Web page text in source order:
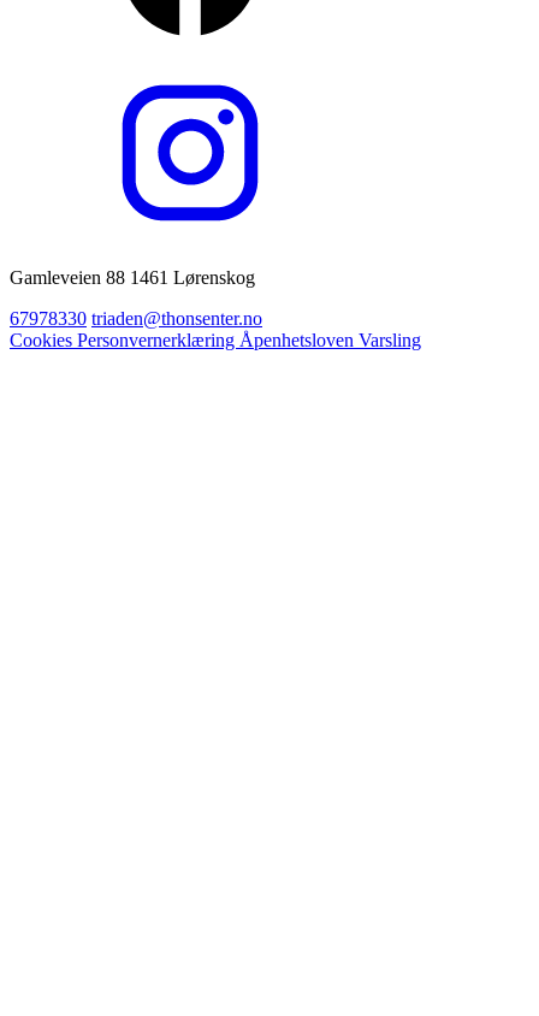
Gamleveien 88 1461 Lørenskog
67978330 triaden@thonsenter.no
Cookies Personvernerklæring Åpenhetsloven Varsling